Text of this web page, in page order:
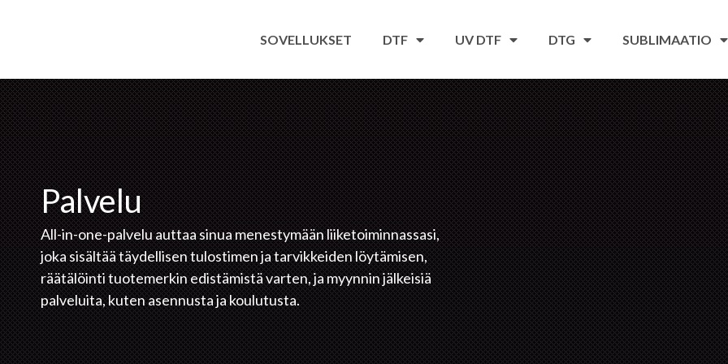
SOVELLUKSET DTF UV DTF DTG SUBLIMAATIO
Palvelu
All-in-one-palvelu auttaa sinua menestymään liiketoiminnassasi,
joka sisältää täydellisen tulostimen ja tarvikkeiden löytämisen,
räätälöinti tuotemerkin edistämistä varten, ja myynnin jälkeisiä
palveluita, kuten asennusta ja koulutusta.